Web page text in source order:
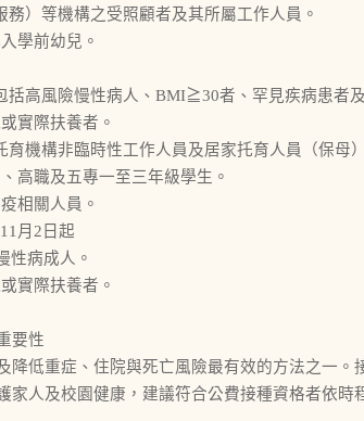
務）等機構之受照顧者及其所屬工作人員。
學前幼兒。
括高風險慢性病人、BMI≧30者、罕見疾病患者
實際扶養者。
育機構非臨時性工作人員及居家托育人員（保母
高職及五專一至三年級學生。
相關人員。
月2日起
性病成人。
實際扶養者。
要性
降低重症、住院與死亡風險最有效的方法之一。
家人及校園健康，建議符合公費接種資格者依時